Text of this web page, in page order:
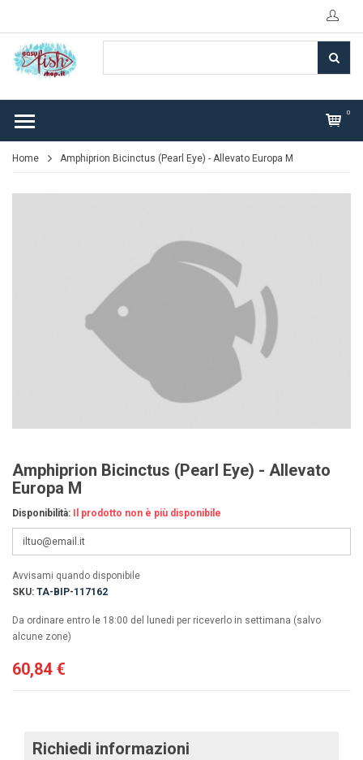
0
Home Amphiprion Bicinctus (Pearl Eye) - Allevato Europa M
Amphiprion Bicinctus (Pearl Eye) - Allevato
Europa M
Disponibilità: Il prodotto non è più disponibile
Avvisami quando disponibile
SKU: TA-BIP-117162
Da ordinare entro le 18:00 del lunedi per riceverlo in settimana (salvo
alcune zone)
60,84 €
Richiedi informazioni